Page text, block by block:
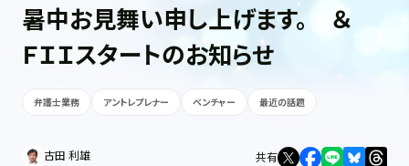
暑中お見舞い申し上げます。 ＆
ＦＩＩスタートのお知らせ
弁護士業務 アントレプレナー ベンチャー 最近の話題
古田 利雄 共有